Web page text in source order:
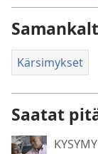
Kärsimykset
Saatat